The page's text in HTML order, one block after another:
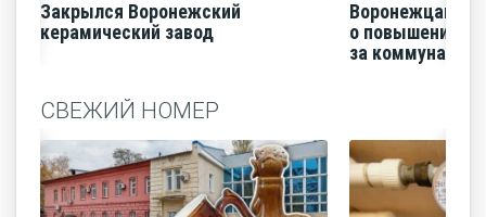
Закрылся Воронежский
керамический завод
Воронежцам
о повышении
за
СВЕЖИЙ НОМЕР